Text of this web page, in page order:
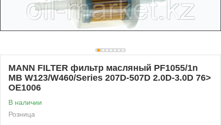
MANN FILTER фильтр масляный PF1055/1n
MB W123/W460/Series 207D-507D 2.0D-3.0D 76>
OE1006
В наличии
Розница